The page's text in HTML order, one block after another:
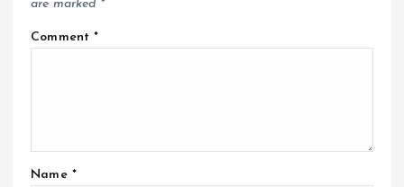
are marked *
Comment*
Name *